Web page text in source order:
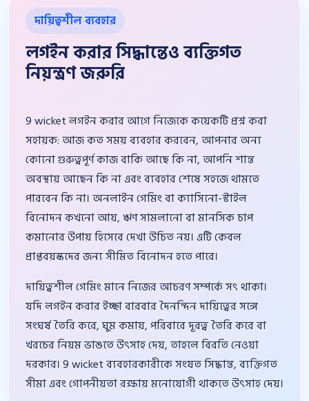
দায়িত্বশীল ব্যবহার
লগইন করার সিদ্ধান্তেও ব্যক্তিগত
নিয়ন্ত্রণ জরুরি
9 wicket লগইন করার আগে নিজেকে কয়েকটি প্রশ্ন করা
সহায়ক: আজ কত সময় ব্যবহার করবেন, আপনার অন্য
কোনো গুরুত্বপূর্ণ কাজ বাকি আছে কি না, আপনি শান্ত
অবস্থায় আছেন কি না এবং ব্যবহার শেষে সহজে থামতে
পারবেন কি না। অনলাইন গেমিং বা ক্যাসিনো-স্টাইল
বিনোদন কখনো আয়, ঋণ সামলানো বা মানসিক চাপ
কমানোর উপায় হিসেবে দেখা উচিত নয়। এটি কেবল
প্রাপ্তবয়স্কদের জন্য সীমিত বিনোদন হতে পারে।
দায়িত্বশীল গেমিং মানে নিজের আচরণ সম্পর্কে সৎ থাকা।
যদি লগইন করার ইচ্ছা বারবার দৈনন্দিন দায়িত্বের সঙ্গে
সংঘর্ষ তৈরি করে, ঘুম কমায়, পরিবারে দূরত্ব তৈরি করে বা
খরচের নিয়ম ভাঙতে উৎসাহ দেয়, তাহলে বিরতি নেওয়া
দরকার। 9 wicket ব্যবহারকারীকে সংযত সিদ্ধান্ত, ব্যক্তিগত
সীমা এবং গোপনীয়তা রক্ষায় মনোযোগী থাকতে উৎসাহ দেয়।